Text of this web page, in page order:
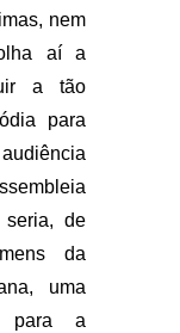
nem
aí a
a tão
para
seria, de
da
uma
para a